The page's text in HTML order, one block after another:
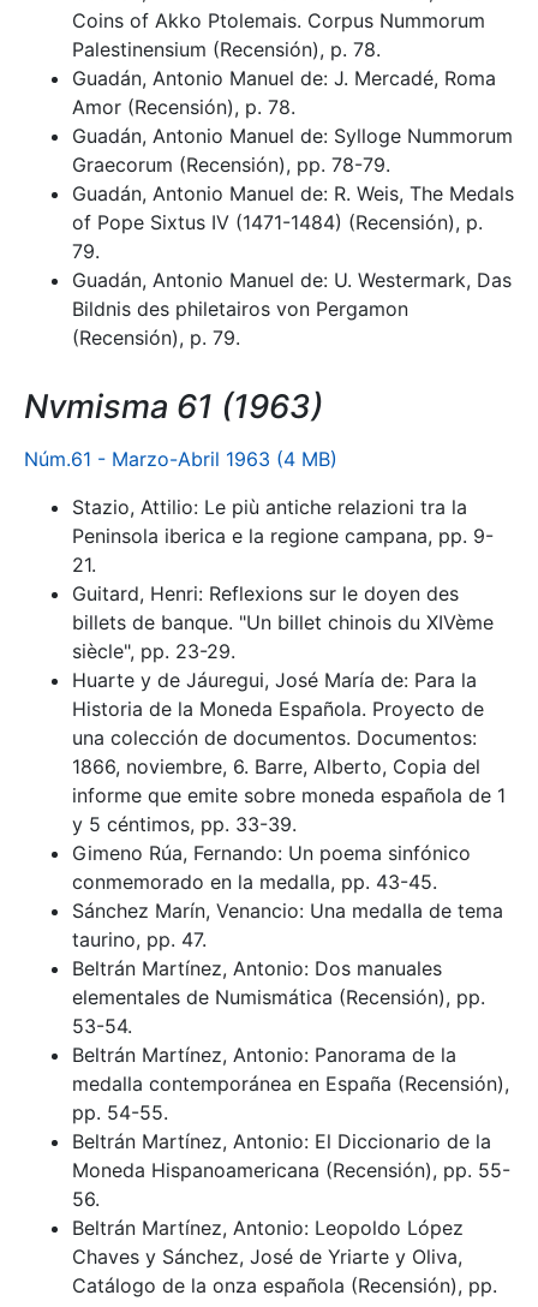
Coins of Akko Ptolemais. Corpus Nummorum
Palestinensium (Recensión), p. 78.
Guadán, Antonio Manuel de: J. Mercadé, Roma
Amor (Recensión), p. 78.
Guadán, Antonio Manuel de: Sylloge Nummorum
Graecorum (Recensión), pp. 78-79.
Guadán, Antonio Manuel de: R. Weis, The Medals
of Pope Sixtus IV (1471-1484) (Recensión), p.
79.
Guadán, Antonio Manuel de: U. Westermark, Das
Bildnis des philetairos von Pergamon
(Recensión), p. 79.
Nvmisma 61 (1963)
Núm.61 - Marzo-Abril 1963 (4 MB)
Stazio, Attilio: Le più antiche relazioni tra la
Peninsola iberica e la regione campana, pp. 9-
21.
Guitard, Henri: Reflexions sur le doyen des
billets de banque. "Un billet chinois du XIVème
siècle", pp. 23-29.
Huarte y de Jáuregui, José María de: Para la
Historia de la Moneda Española. Proyecto de
una colección de documentos. Documentos:
1866, noviembre, 6. Barre, Alberto, Copia del
informe que emite sobre moneda española de 1
y 5 céntimos, pp. 33-39.
Gimeno Rúa, Fernando: Un poema sinfónico
conmemorado en la medalla, pp. 43-45.
Sánchez Marín, Venancio: Una medalla de tema
taurino, pp. 47.
Beltrán Martínez, Antonio: Dos manuales
elementales de Numismática (Recensión), pp.
53-54.
Beltrán Martínez, Antonio: Panorama de la
medalla contemporánea en España (Recensión),
pp. 54-55.
Beltrán Martínez, Antonio: El Diccionario de la
Moneda Hispanoamericana (Recensión), pp. 55-
56.
Beltrán Martínez, Antonio: Leopoldo López
Chaves y Sánchez, José de Yriarte y Oliva,
Catálogo de la onza española (Recensión), pp.